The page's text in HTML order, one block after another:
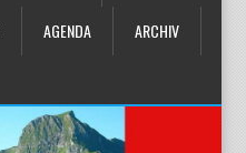
AGENDA ARCHIV